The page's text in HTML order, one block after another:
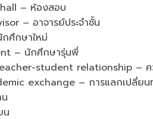
– ห้องสอบ
– อาจารย์ประจำชั้น
ศึกษาใหม่
– นักศึกษารุ่นพี่
student relationship – คว
exchange – การแลกเปลี่ยน
น